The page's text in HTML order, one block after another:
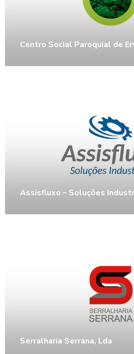
Centro Social Paroquial de
Assisfluxo – Soluções
Serralharia Serrana, Lda